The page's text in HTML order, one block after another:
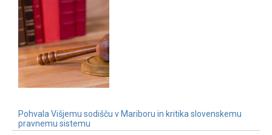
Pohvala Višjemu sodišču v Mariboru in kritika slovenskemu
pravnemu sistemu